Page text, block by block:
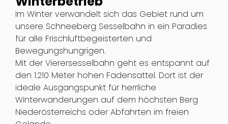
Im Winter verwandelt sich das Gebiet rund um
unsere Schneeberg Sesselbahn in ein Paradies
für alle Frischluftbegeisterten und
Bewegungshungrigen.
Mit der Vierersesselbahn geht es entspannt auf
den 1.210 Meter hohen Fadensattel. Dort ist der
ideale Ausgangspunkt für herrliche
Winterwanderungen auf dem höchsten Berg
Niederösterreichs oder Abfahrten im freien